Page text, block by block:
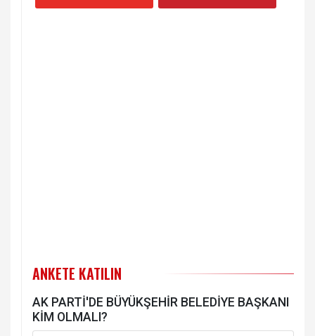
ANKETE KATILIN
AK PARTİ'DE BÜYÜKŞEHİR BELEDİYE BAŞKANI
KİM OLMALI?